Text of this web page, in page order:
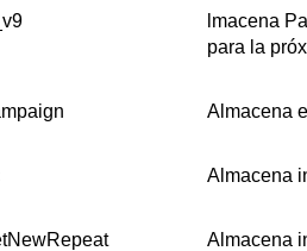
lmacena
para la
Almacena
Almacena
Almacena